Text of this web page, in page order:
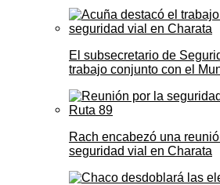
El subsecretario de
trabajo conjunto con el
Rach encabezó una
seguridad vial en Charata